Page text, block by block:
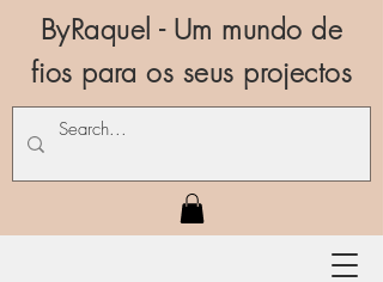
ByRaquel - Um mundo de
fios para os seus projectos